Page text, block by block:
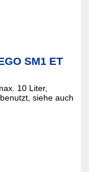
SM1 ET
10 Liter,
siehe auch